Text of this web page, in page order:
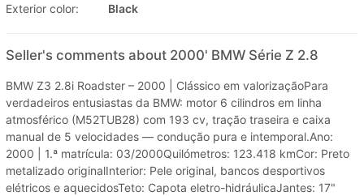
Exterior color:
Black
Seller's comments about 2000' BMW Série Z 2.8
BMW Z3 2.8i Roadster – 2000 | Clássico em valorizaçãoPara
verdadeiros entusiastas da BMW: motor 6 cilindros em linha
atmosférico (M52TUB28) com 193 cv, tração traseira e caixa
manual de 5 velocidades — condução pura e intemporal.Ano:
2000 | 1.ª matrícula: 03/2000Quilómetros: 123.418 kmCor: Preto
metalizado originalInterior: Pele original, bancos desportivos
elétricos e aquecidosTeto: Capota eletro-hidráulicaJantes: 17"